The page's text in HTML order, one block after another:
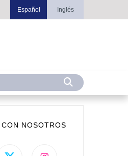
Español Inglés
NOSOTROS